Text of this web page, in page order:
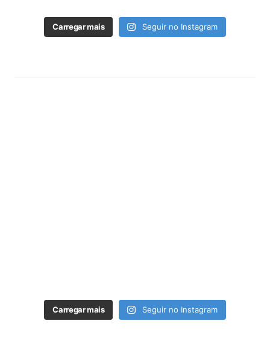
Carregar mais Seguir no Instagram
Carregar mais Seguir no Instagram